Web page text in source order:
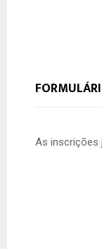
As inscrições